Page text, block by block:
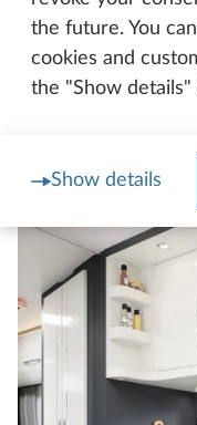
the future. You
cookies and
the "Show details"
Show details
Hobby EXCELLENT